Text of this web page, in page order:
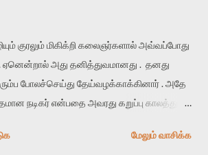
குரலும் மிகிக்றி கலைஞர்களால் அவ்வப்போது
. ஏனென்றால் அது தனித்துவமானது . தனது
போலச்செய்து தேய்வழக்காக்கினார் . அதே
நடிகர் என்பதை அவரது கறுப்பு காலத்துப்
ஏன் பிறந்தேன் ?” நூலின் இரண்டாம்
மேலும் வாசிக்க